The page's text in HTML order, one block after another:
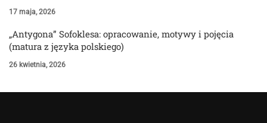
17 maja, 2026
„Antygona” Sofoklesa: opracowanie, motywy i pojęcia
(matura z języka polskiego)
26 kwietnia, 2026